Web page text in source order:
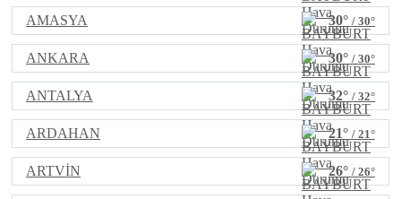
AMASYA 30° / 30°
ANKARA 30° / 30°
ANTALYA 32° / 32°
ARDAHAN 21° / 21°
ARTVİN 26° / 26°